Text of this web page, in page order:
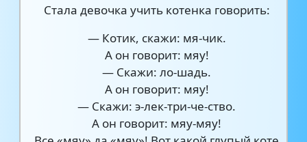
Стала девочка учить котенка говорить:
— Котик, скажи: мя-чик.
А он говорит: мяу!
— Скажи: ло-шадь.
А он говорит: мяу!
— Скажи: э-лек-три-че-ство.
А он говорит: мяу-мяу!